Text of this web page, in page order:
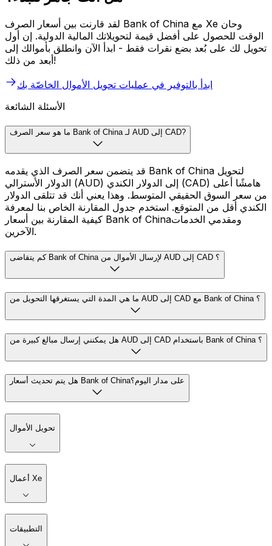
لقد قارنت بين أسعار الصرف Bank of China مع Xe وحان
الوقت للحصول على أفضل قيمة لتحويلاتك المالية الدولية. إن أول
تحويل لك على بُعد بضع نقرات فقط - ابدأ الآن وانطلق بأموالك إلى
أبعد من ذلك!
ابدأ بالتوفير في عمليات تحويل الأموال الخاصّة بك
الأسئلة الشائعة
ما هو سعر الصرف Bank of China لـ AUD إلى CAD?
قد يتضمن سعر الصرف الذي يقدمه Bank of China لتحويل
الدولار الأسترالي (AUD) إلى الدولار الكندي (CAD) هامشًا أعلى
من سعر السوق الحقيقي المتوسط. وهذا يعني أنك قد تتلقى الدولار
الكندي أقل من المتوقع. استخدم جدول المقارنة الخاص بنا لمعرفة
كيفية المقارنة بين أسعار Bank of Chinaومقدمي الخدمات
الآخرين.
كم يتقاضى Bank of China لإرسال الأموال من AUD إلى CAD ؟
ما هي المدة التي يستغرقها التحويل من AUD إلى CAD مع Bank of China ؟
هل يمكنني إرسال مبالغ كبيرة من AUD إلى CAD باستخدام Bank of China ؟
هل يتم تحديث أسعار Bank of Chinaعلى مدار اليوم؟
تحويل الأموال
أعمال Xe
التطبيقات